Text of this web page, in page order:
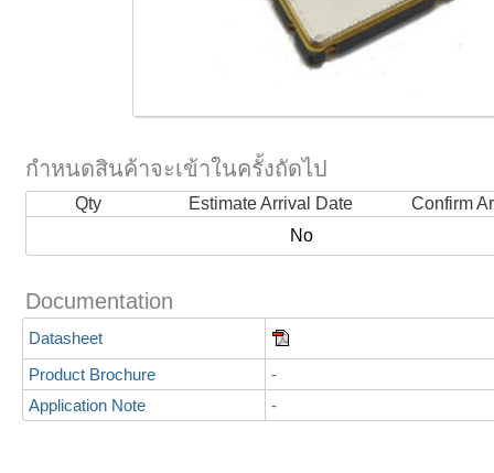
กำหนดสินค้าจะเข้าในครั้งถัดไป
Qty Estimate Arrival Date
Confirm
No
Documentation
Datasheet
Product Brochure
-
Application Note
-